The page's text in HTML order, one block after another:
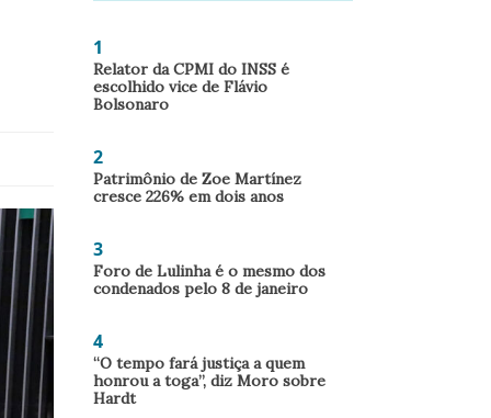
1
Relator da CPMI do INSS é
escolhido vice de Flávio
Bolsonaro
2
Patrimônio de Zoe Martínez
cresce 226% em dois anos
3
Foro de Lulinha é o mesmo dos
condenados pelo 8 de janeiro
4
“O tempo fará justiça a quem
honrou a toga”, diz Moro sobre
Hardt